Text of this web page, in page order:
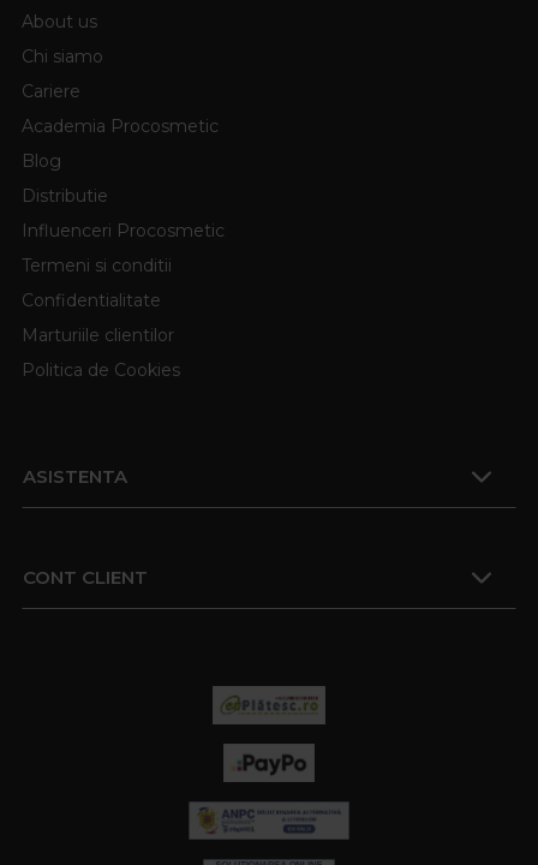
About us
Chi siamo
Cariere
Academia Procosmetic
Blog
Distributie
Influenceri Procosmetic
Termeni si conditii
Confidentialitate
Marturiile clientilor
Politica de Cookies
ASISTENTA
CONT CLIENT